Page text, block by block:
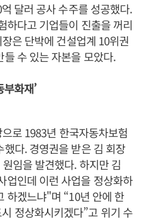
달러 공사 수주를 성공했다.
하다고 기업들이 진출을 꺼리
은 단박에 건설업계 10위권
수 있는 자본을 모았다.
화재’
로 1983년 한국자동차보험
다. 경영권을 받은 김 회장
임을 발견했다. 하지만 김
업인데 이런 사업을 정상화하
하겠느냐"며 “10년 안에 한
정상화시키겠다”고 위기 수